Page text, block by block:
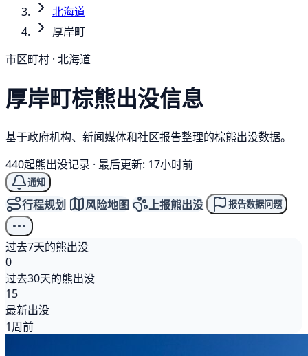
北海道
厚岸町
市区町村 · 北海道
厚岸町棕熊出没信息
基于政府机构、新闻媒体和社区报告整理的棕熊出没数据。
440起熊出没记录 · 最后更新: 17小时前
通知
行程规划 风险地图 上报熊出没 报告数据问题
过去7天的熊出没
0
过去30天的熊出没
15
最新出没
1周前